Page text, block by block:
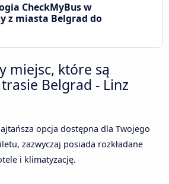
CheckMyBus w
z miasta Belgrad do
miejsc, które są
Belgrad - Linz
opcja dostępna dla Twojego
zazwyczaj posiada rozkładane
i klimatyzację.